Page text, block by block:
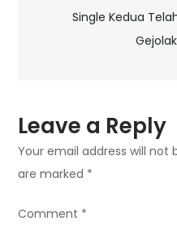
Single Kedua
Leave a Reply
Your email address will not
are marked *
Comment *